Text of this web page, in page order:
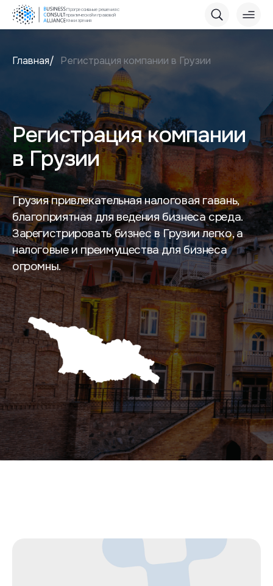
Прогрессивные решения с
практической и правовой
точки зрения
Главная Регистрация компании в Грузии
Регистрация компании
в Грузии
Грузия привлекательная налоговая гавань,
благоприятная для ведения бизнеса среда.
Зарегистрировать бизнес в Грузии легко, а
налоговые и преимущества для бизнеса
огромны.